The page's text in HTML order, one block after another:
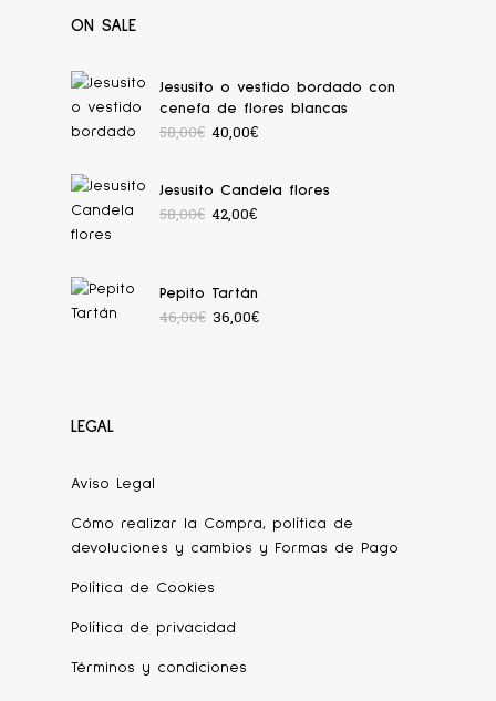
ON SALE
Jesusito o vestido bordado con
cenefa de flores blancas
58,00€ 40,00€
Jesusito Candela flores
58,00€ 42,00€
Pepito Tartán
46,00€ 36,00€
LEGAL
Aviso Legal
Cómo realizar la Compra, política de
devoluciones y cambios y Formas de Pago
Política de Cookies
Política de privacidad
Términos y condiciones